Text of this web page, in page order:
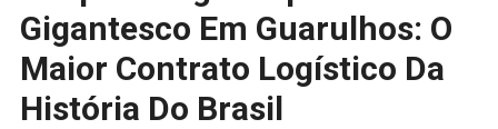
Gigantesco Em Guarulhos: O
Maior Contrato Logístico Da
História Do Brasil